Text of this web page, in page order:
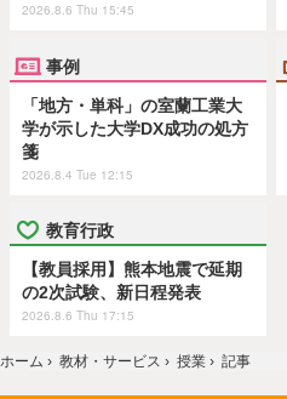
2026.8.6 Thu 15:45
事例
「地方・単科」の室蘭工業大
学が示した大学DX成功の処方
箋
2026.8.4 Tue 12:15
教育行政
【教員採用】熊本地震で延期
の2次試験、新日程発表
2026.8.6 Thu 17:15
ホーム › 教材・サービス › 授業 › 記事